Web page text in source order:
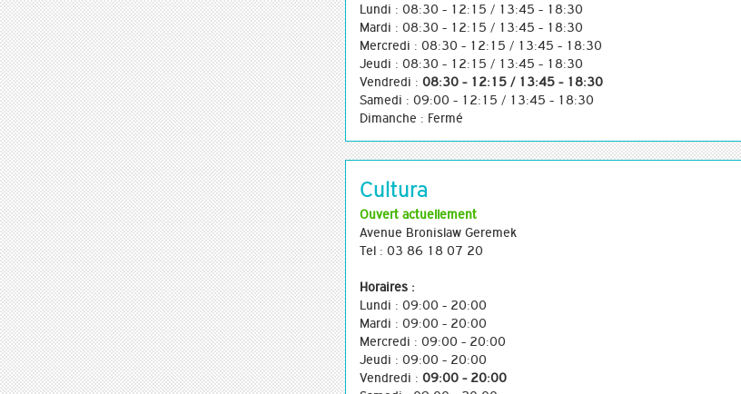
Lundi : 08:30 - 12:15 / 13:45 - 18:30
Mardi : 08:30 - 12:15 / 13:45 - 18:30
Mercredi : 08:30 - 12:15 / 13:45 - 18:30
Jeudi : 08:30 - 12:15 / 13:45 - 18:30
Vendredi : 08:30 - 12:15 / 13:45 - 18:30
Samedi : 09:00 - 12:15 / 13:45 - 18:30
Dimanche : Fermé
Cultura
Ouvert actuellement
Avenue Bronislaw Geremek
Tel : 03 86 18 07 20
Horaires :
Lundi : 09:00 - 20:00
Mardi : 09:00 - 20:00
Mercredi : 09:00 - 20:00
Jeudi : 09:00 - 20:00
Vendredi : 09:00 - 20:00